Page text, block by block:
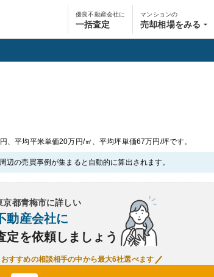
優良不動産会社に
一括査定
マンションの
売却相場をみる
平均平米単価20万円/㎡、平均坪単価67万円/坪です。
の売買事例が集まると自動的に算出されます。
京都青梅市に詳しい
動産会社に
定を依頼しましょう
おすすめの相談相手の中から最大6社選べます